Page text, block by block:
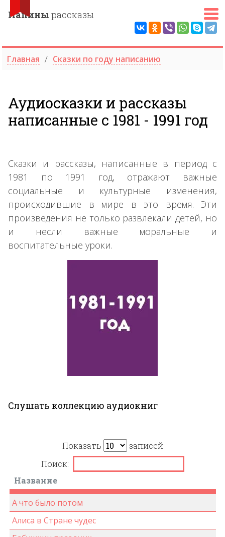
Папины рассказы
Главная Сказки по году написанию
Аудиосказки и рассказы
написанные с 1981 - 1991 год
Сказки и рассказы, написанные в период с
1981 по 1991 год, отражают важные
социальные и культурные изменения,
происходившие в мире в это время. Эти
произведения не только развлекали детей, но
и несли важные моральные и
воспитательные уроки.
Слушать коллекцию аудиокниг
Показать
записей
Поиск:
Название
А что было потом
Алиса в Стране чудес